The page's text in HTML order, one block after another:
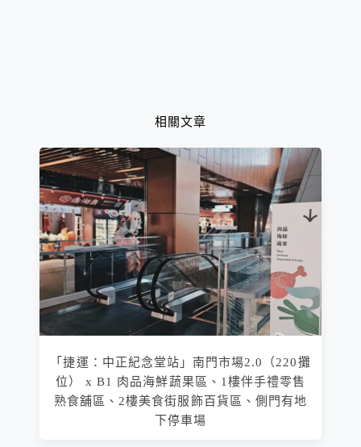
相關文章
「捷運：中正紀念堂站」南門市場2.0（220攤
位） x B1 肉品海鮮蔬果區、1樓伴手禮零售
熟食舖區、2樓美食街服飾百貨區、側門有地
下停車場